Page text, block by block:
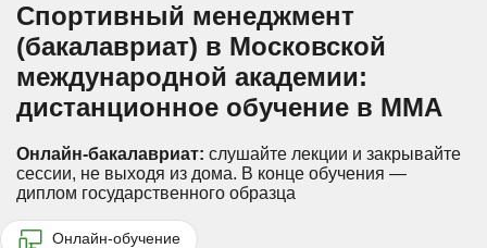
Спортивный менеджмент
(бакалавриат) в Московской
международной академии:
дистанционное обучение в ММА
Онлайн-бакалавриат: слушайте лекции и закрывайте
сессии, не выходя из дома. В конце обучения —
диплом государственного образца
Онлайн-обучение